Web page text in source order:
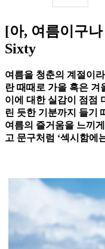
[아, 여름이구
Sixty
여름을 청춘의 계절이
란 때때로 가을 혹은 겨
이에 대한 실감이 점점
린 듯한 기분까지 들기
여름의 즐거움을 느끼
고 문구처럼 ‘섹시함에